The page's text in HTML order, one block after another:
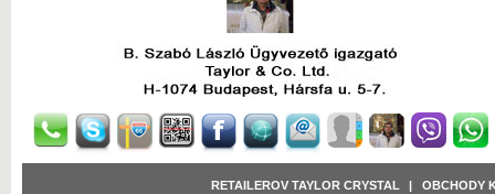
RETAILEROV TAYLOR CRYSTAL OBCHODY